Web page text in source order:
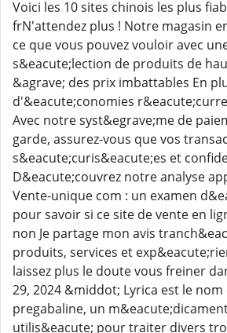
Voici les 10 sites chinois les plus
frN'attendez plus ! Notre magasin
ce que vous pouvez vouloir avec
s&eacute;lection de produits de
&agrave; des prix imbattables En
d'&eacute;conomies
Avec notre syst&egrave;me de
garde, assurez-vous que vos
s&eacute;curis&eacute;es et
D&eacute;couvrez notre analyse
Vente-unique com : un examen
pour savoir si ce site de vente en
non Je partage mon avis
produits, services et
laissez plus le doute vous freiner
29, 2024 &middot; Lyrica est le
pregabaline, un
utilis&eacute; pour traiter divers